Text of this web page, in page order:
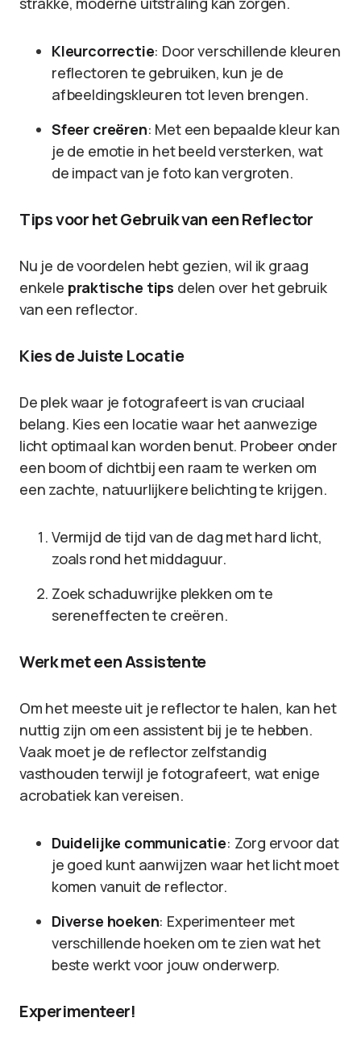
Kleurcorrectie: Door verschillende kleuren
reflectoren te gebruiken, kun je de
afbeeldingskleuren tot leven brengen.
Sfeer creëren: Met een bepaalde kleur kan
je de emotie in het beeld versterken, wat
de impact van je foto kan vergroten.
Tips voor het Gebruik van een Reflector
Nu je de voordelen hebt gezien, wil ik graag
enkele praktische tips delen over het gebruik
van een reflector.
Kies de Juiste Locatie
De plek waar je fotografeert is van cruciaal
belang. Kies een locatie waar het aanwezige
licht optimaal kan worden benut. Probeer onder
een boom of dichtbij een raam te werken om
een zachte, natuurlijkere belichting te krijgen.
Vermijd de tijd van de dag met hard licht,
zoals rond het middaguur.
Zoek schaduwrijke plekken om te
sereneffecten te creëren.
Werk met een Assistente
Om het meeste uit je reflector te halen, kan het
nuttig zijn om een assistent bij je te hebben.
Vaak moet je de reflector zelfstandig
vasthouden terwijl je fotografeert, wat enige
acrobatiek kan vereisen.
Duidelijke communicatie: Zorg ervoor dat
je goed kunt aanwijzen waar het licht moet
komen vanuit de reflector.
Diverse hoeken: Experimenteer met
verschillende hoeken om te zien wat het
beste werkt voor jouw onderwerp.
Experimenteer!